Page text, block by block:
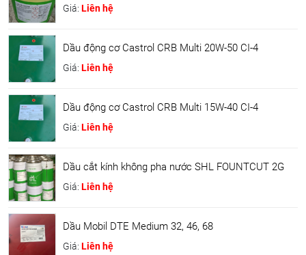
Giá: Liên hệ
Dầu động cơ Castrol CRB Multi 20W-50 CI-4
Giá: Liên hệ
Dầu động cơ Castrol CRB Multi 15W-40 CI-4
Giá: Liên hệ
Dầu cắt kính không pha nước SHL FOUNTCUT 2G
Giá: Liên hệ
Dầu Mobil DTE Medium 32, 46, 68
Giá: Liên hệ